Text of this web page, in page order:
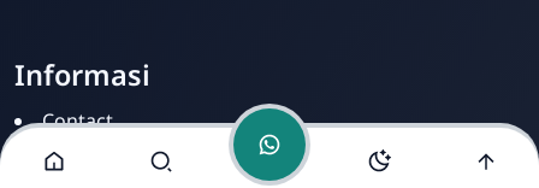
Informasi
Contact
Disclamer